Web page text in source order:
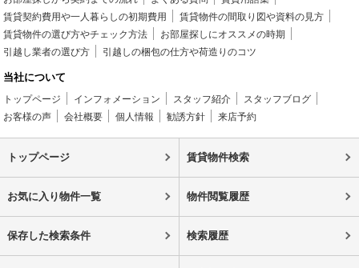
賃貸契約費用や一人暮らしの初期費用
賃貸物件の間取り図や資料の見方
賃貸物件の選び方やチェック方法
お部屋探しにオススメの時期
引越し業者の選び方
引越しの梱包の仕方や荷造りのコツ
当社について
トップページ インフォメーション スタッフ紹介
スタッフブログ
お客様の声
会社概要 個人情報 勧誘方針 来店予約
トップページ 賃貸物件検索
お気に入り物件一覧 物件閲覧履歴
保存した検索条件 検索履歴